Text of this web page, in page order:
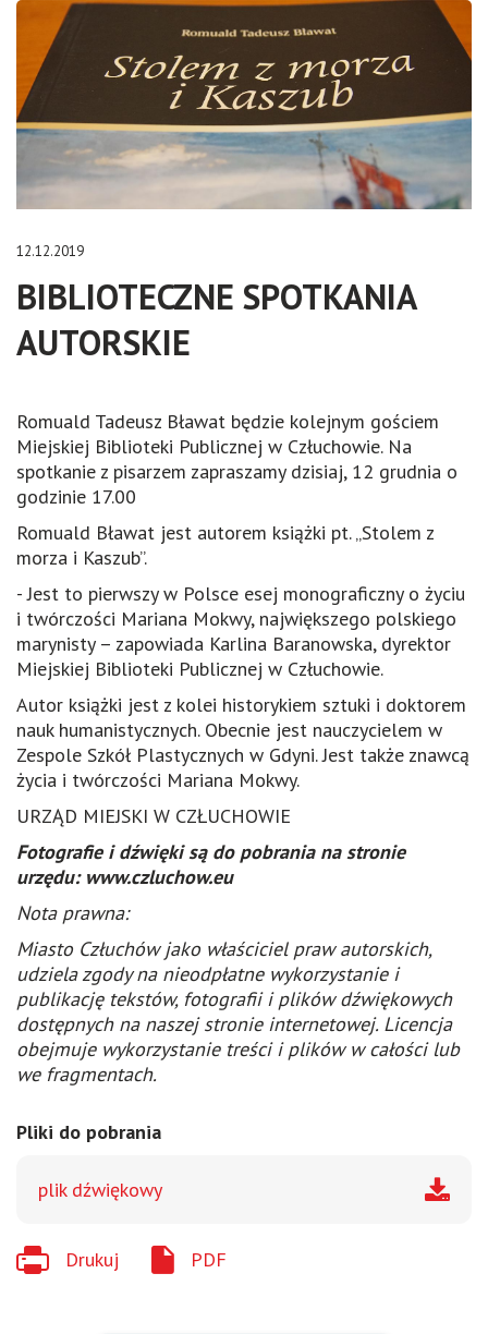
12.12.2019
BIBLIOTECZNE SPOTKANIA
AUTORSKIE
Romuald Tadeusz Bławat będzie kolejnym gościem
Miejskiej Biblioteki Publicznej w Człuchowie. Na
spotkanie z pisarzem zapraszamy dzisiaj, 12 grudnia o
godzinie 17.00
Romuald Bławat jest autorem książki pt. „Stolem z
morza i Kaszub”.
- Jest to pierwszy w Polsce esej monograficzny o życiu
i twórczości Mariana Mokwy, największego polskiego
marynisty – zapowiada Karlina Baranowska, dyrektor
Miejskiej Biblioteki Publicznej w Człuchowie.
Autor książki jest z kolei historykiem sztuki i doktorem
nauk humanistycznych. Obecnie jest nauczycielem w
Zespole Szkół Plastycznych w Gdyni. Jest także znawcą
życia i twórczości Mariana Mokwy.
URZĄD MIEJSKI W CZŁUCHOWIE
Fotografie i dźwięki są do pobrania na stronie
urzędu: www.czluchow.eu
Nota prawna:
Miasto Człuchów jako właściciel praw autorskich,
udziela zgody na nieodpłatne wykorzystanie i
publikację tekstów, fotografii i plików dźwiękowych
dostępnych na naszej stronie internetowej. Licencja
obejmuje wykorzystanie treści i plików w całości lub
we fragmentach.
Pliki do pobrania
plik dźwiękowy
Drukuj PDF